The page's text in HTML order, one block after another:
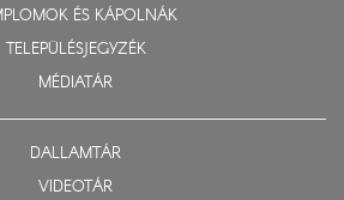
ÉS KÁPOLNÁK
TELEPÜLÉSJEGYZÉK
MÉDIATÁR
DALLAMTÁR
VIDEOTÁR